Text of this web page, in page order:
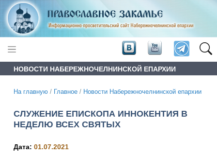
НОВОСТИ НАБЕРЕЖНОЧЕЛНИНСКОЙ ЕПАРХИИ
На главную / Главное / Новости Набережночелнинской епархии
СЛУЖЕНИЕ ЕПИСКОПА ИННОКЕНТИЯ В
НЕДЕЛЮ ВСЕХ СВЯТЫХ
Дата: 01.07.2021